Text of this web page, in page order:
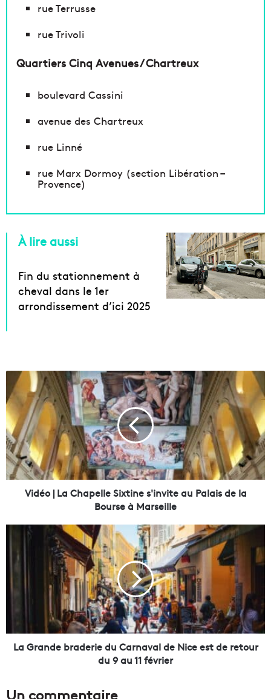
rue Terrusse
rue Trivoli
Quartiers Cinq Avenues / Chartreux
boulevard Cassini
avenue des Chartreux
rue Linné
rue Marx Dormoy (section Libération –
Provence)
À lire aussi
Fin du stationnement à
cheval dans le 1er
arrondissement d’ici 2025
d
é
o
|
L
a
C
i
i
Vidéo | La Chapelle Sixtine s'invite au Palais de la
Bourse à Marseille
n
b
r
La Grande braderie du Carnaval de Nice est de retour
du 9 au 11 février
Un commentaire